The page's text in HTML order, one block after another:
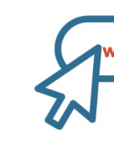
Contactez-